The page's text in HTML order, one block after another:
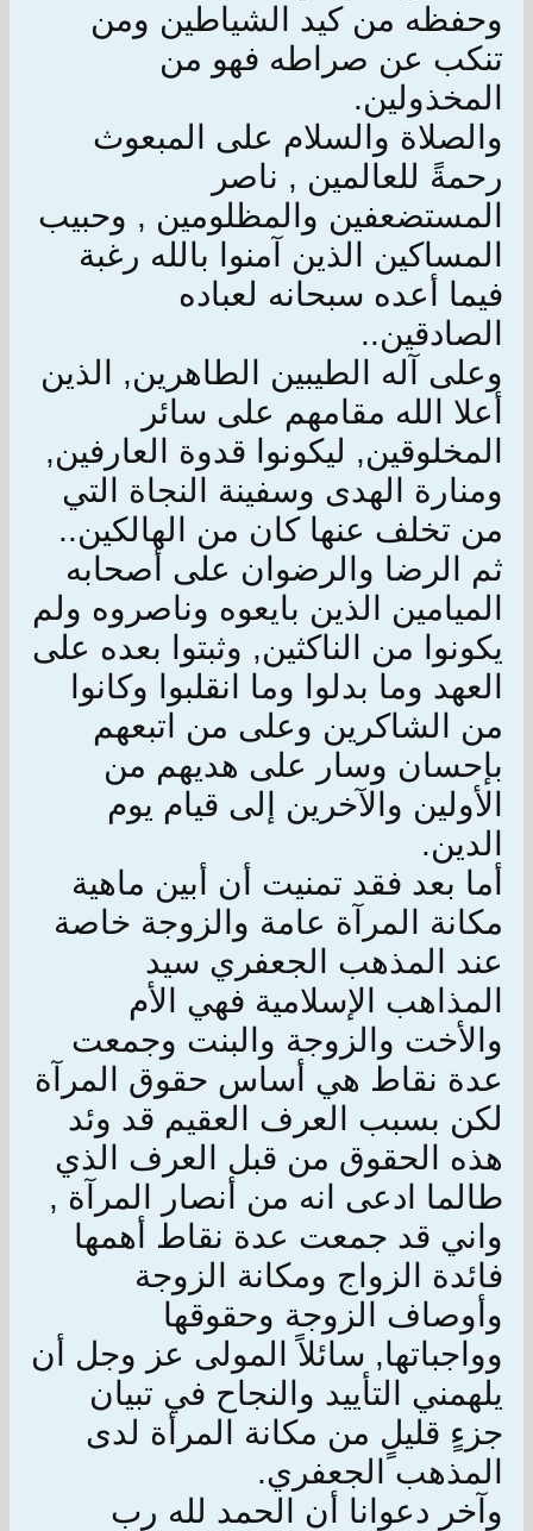
وحفظه من كيد الشياطين ومن
تنكب عن صراطه فهو من
المخذولين.
والصلاة والسلام على المبعوث
رحمةً للعالمين , ناصر
المستضعفين والمظلومين , وحبيب
المساكين الذين آمنوا بالله رغبة
فيما أعده سبحانه لعباده
الصادقين..
وعلى آله الطيبين الطاهرين, الذين
أعلا الله مقامهم على سائر
المخلوقين, ليكونوا قدوة العارفين,
ومنارة الهدى وسفينة النجاة التي
من تخلف عنها كان من الهالكين..
ثم الرضا والرضوان على أصحابه
الميامين الذين بايعوه وناصروه ولم
يكونوا من الناكثين, وثبتوا بعده على
العهد وما بدلوا وما انقلبوا وكانوا
من الشاكرين وعلى من اتبعهم
بإحسان وسار على هديهم من
الأولين والآخرين إلى قيام يوم
الدين.
أما بعد فقد تمنيت أن أبين ماهية
مكانة المرآة عامة والزوجة خاصة
عند المذهب الجعفري سيد
المذاهب الإسلامية فهي الأم
والأخت والزوجة والبنت وجمعت
عدة نقاط هي أساس حقوق المرآة
لكن بسبب العرف العقيم قد وئد
هذه الحقوق من قبل العرف الذي
طالما ادعى انه من أنصار المرآة ,
واني قد جمعت عدة نقاط أهمها
فائدة الزواج ومكانة الزوجة
وأوصاف الزوجة وحقوقها
وواجباتها, سائلاً المولى عز وجل أن
يلهمني التأييد والنجاح في تبيان
جزءٍ قليلٍ من مكانة المرأة لدى
المذهب الجعفري.
وآخر دعوانا أن الحمد لله رب